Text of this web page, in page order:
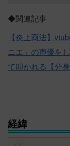
◆関連記事
【炎上商法】
ニエ」の声優を
て叩かれる【分身
経緯